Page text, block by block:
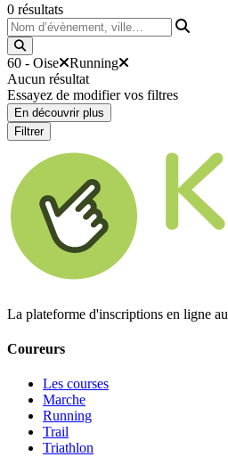
0 résultats
Nom d’évènement, ville…
60 - Oise
Running
Aucun résultat
Essayez de modifier vos filtres
En découvrir plus
Filtrer
La plateforme d'inscriptions en ligne
Coureurs
Les courses
Marche
Running
Trail
Triathlon